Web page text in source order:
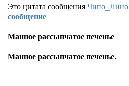
Это цитата сообщенияЧипо_Лино
сообщение
Манное рассыпчатое печенье
Манное рассыпчатое печенье.